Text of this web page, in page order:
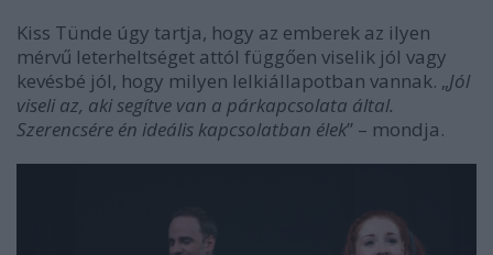
Kiss Tünde úgy tartja, hogy az emberek az ilyen
mérvű leterheltséget attól függően viselik jól vagy
kevésbé jól, hogy milyen lelkiállapotban vannak. „Jól
viseli az, aki segítve van a párkapcsolata által.
Szerencsére én ideális kapcsolatban élek” – mondja.